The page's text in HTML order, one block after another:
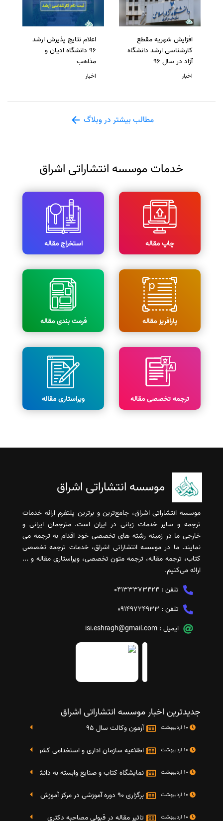
افزایش شهریه مقطع
کارشناسی ارشد دانشگاه
آزاد در سال 96
اخبار
اعلام نتایج پذیرش ارشد
96 دانشگاه ادیان و
مذاهب
اخبار
مطالب بیشتر در وبلاگ
خدمات موسسه انتشاراتی اشراق
چاپ مقاله استخراج مقاله
پارافریز مقاله فرمت بندی مقاله
ترجمه تخصصی مقاله ویراستاری مقاله
موسسه انتشاراتی اشراق
موسسه انتشاراتی اشراق، جامع‌ترین و برترین پلتفرم ارائه خدمات
ترجمه و سایر خدمات زبانی در ایران است. مترجمان ایرانی و
خارجی ما در زمینه رشته های تخصصی خود اقدام به ترجمه می
نمایند. ما در موسسه انتشاراتی اشراق، خدمات ترجمه تخصصی
کتاب، ترجمه مقاله، ترجمه متون تخصصی، ویراستاری مقاله و ...
ارائه می‌کنیم.
تلفن : 04133373424
تلفن : 09149724933
ایمیل : isi.eshragh@gmail.com
جدیدترین اخبار موسسه انتشاراتی اشراق
آزمون وکالت سال 95
اطلاعیه سازمان اداری و استخدامی کشور در خصوص
نمایشگاه کتاب و صنایع وابسته به دانشگاه صنعتی شریف 4 الی 8 مهر
برگزاری 90 دوره آموزشی در مرکز آموزش فرهنگی دانشگاه علامه
تاثیر مقاله در قبولی مصاحبه دکتری